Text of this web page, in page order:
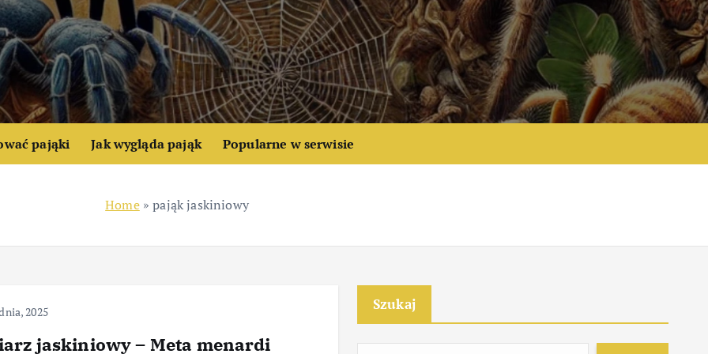
pająki Jak wygląda pająk Popularne w serwisie
Home»pająk jaskiniowy
2025
jaskiniowy – Meta menardi
Szukaj